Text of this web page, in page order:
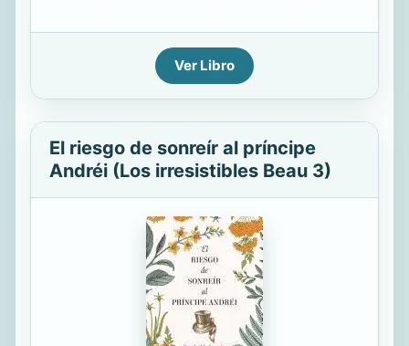
Ver Libro
El riesgo de sonreír al príncipe
Andréi (Los irresistibles Beau 3)